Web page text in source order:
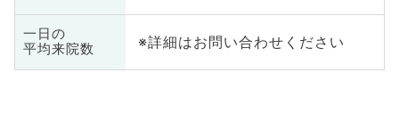
一日の
平均来院数
※詳細はお問い合わせください